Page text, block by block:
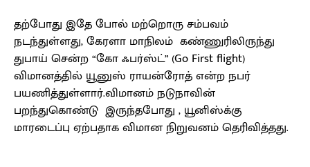
தற்போது இதே போல் மற்றொரு சம்பவம்
நடந்துள்ளது, கேரளா மாநிலம் கண்ணுரிலிருந்து
துபாய் சென்ற “கோ ஃபர்ஸ்ட்” (Go First flight)
விமானத்தில் யூனுஸ் ராயன்ரோத் என்ற நபர்
பயணித்துள்ளார்.விமானம் நடுநாவின்
பறந்துகொண்டு இருந்தபோது , யூனிஸ்க்கு
மாரடைப்பு ஏற்பதாக விமான நிறுவனம் தெரிவித்தது.